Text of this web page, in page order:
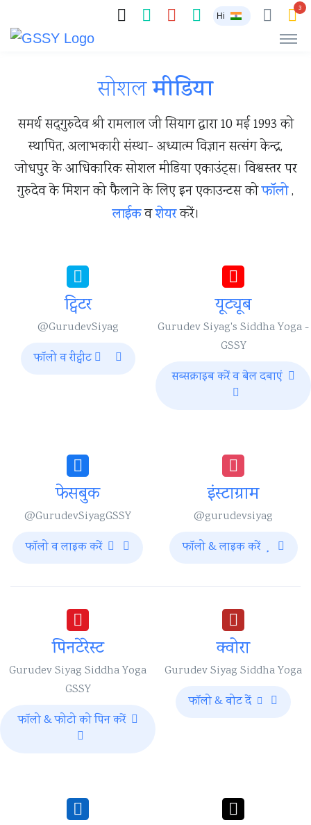
Hi
3
सोशलमीडिया
समर्थ सद्‌गुरुदेव श्री रामलाल जी सियाग द्वारा 10 मई 1993 को
स्थापित, अलाभकारी संस्था- अध्यात्म विज्ञान सत्संग केन्द्र,
जोधपुर के आधिकारिक सोशल मीडिया एकाउंट्स। विश्वस्तर पर
गुरुदेव के मिशन को फैलाने के लिए इन एकाउन्टस कोफाॅलो,
लाईकवशेयरकरें।
ट्विटर
@GurudevSiyag
फॉलो व रीट्वीट
यूट्यूब
Gurudev Siyag's Siddha Yoga -
GSSY
सब्सक्राइब करें व बेल दबाएं
फेसबुक
@GurudevSiyagGSSY
फॉलो व लाइक करें
इंस्टाग्राम
@gurudevsiyag
फॉलो & लाइक करें
पिनटेरेस्ट
Gurudev Siyag Siddha Yoga
GSSY
फॉलो & फोटो को पिन करें
क्वोरा
Gurudev Siyag Siddha Yoga
फॉलो & वोट दें